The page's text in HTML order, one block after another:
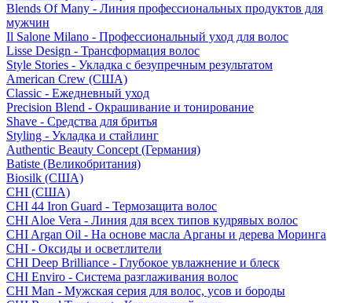
Blends Of Many - Линия профессиональных продуктов для
мужчин
Il Salone Milano - Профессиональный уход для волос
Lisse Design - Трансформация волос
Style Stories - Укладка с безупречным результатом
American Crew (США)
Classic - Ежедневный уход
Precision Blend - Окрашивание и тонирование
Shave - Средства для бритья
Styling - Укладка и стайлинг
Authentic Beauty Concept (Германия)
Batiste (Великобритания)
Biosilk (США)
CHI (США)
CHI 44 Iron Guard - Термозащита волос
CHI Aloe Vera - Линия для всех типов кудрявых волос
CHI Argan Oil - На основе масла Арганы и дерева Моринга
CHI - Оксиды и осветлители
CHI Deep Brilliance - Глубокое увлажнение и блеск
CHI Enviro - Система разглаживания волос
CHI Man - Мужская серия для волос, усов и бороды